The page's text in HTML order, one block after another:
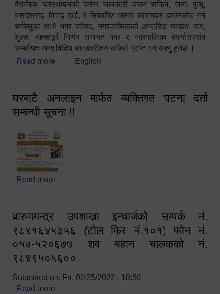
बैधानिक व्यवस्थापनको बारेमा जानकारी पाउन सकिने, जन्म, मृत्यु,
बसाइसराइ, विवाह दर्ता, र सिफारिश जस्ता फारामहरु डाउनलोड गर्न
सकिनुका साथै नगर परिषद, नगरपालिकाको आन्तरिक राजश्व, कर,
शुल्क, महत्वपूर्ण निर्णय लगायत नगर र नगरपालिका कार्यालयसंग
सम्बन्धित अन्य विविध जानकारीहरु सजिलै प्राप्त गर्न सक्नु हुनेछ ।
Read more about स्वागतम!!!
English
घरबाटै अनलाइन मार्फत व्यक्तिगत घटना दर्ता
सम्बन्धी सूचना !!
Read more
बारुणयन्त्र उपशाखा इन्चार्जको सम्पर्क नं.
९८४१६४५३५६ (टोल फ्रि नं.१०१) फोन नं.
०५७-५२०६७७ शव बहान चालकको नं.
९८४९५०५६००
Submitted on: Fri, 02/25/2022 - 10:50
Read more